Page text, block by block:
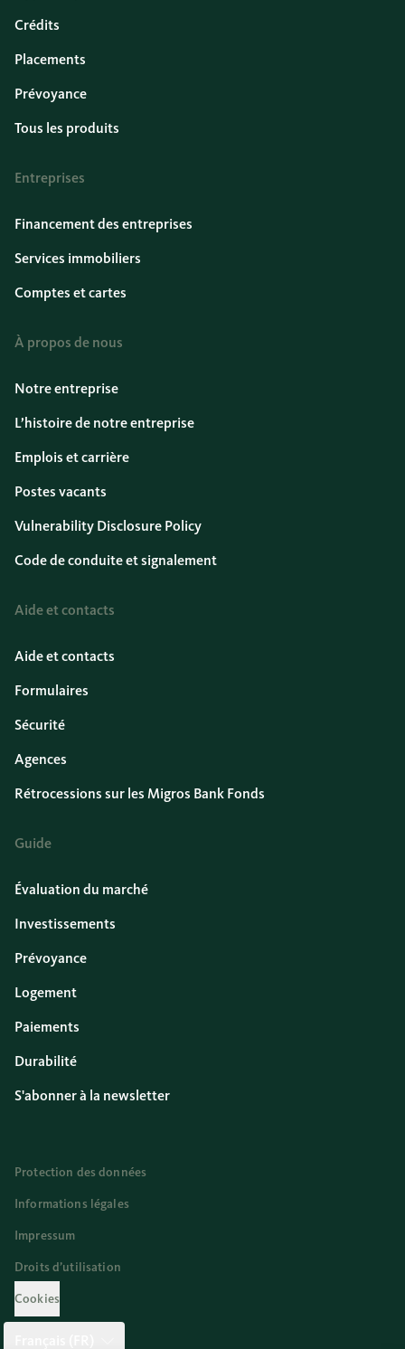
Crédits
Placements
Prévoyance
Tous les produits
Entreprises
Financement des entreprises
Services immobiliers
Comptes et cartes
À propos de nous
Notre entreprise
L’histoire de notre entreprise
Emplois et carrière
Postes vacants
Vulnerability Disclosure Policy
Code de conduite et signalement
Aide et contacts
Aide et contacts
Formulaires
Sécurité
Agences
Rétrocessions sur les Migros Bank Fonds
Guide
Évaluation du marché
Investissements
Prévoyance
Logement
Paiements
Durabilité
S'abonner à la newsletter
Protection des données
Informations légales
Impressum
Droits d’utilisation
Cookies